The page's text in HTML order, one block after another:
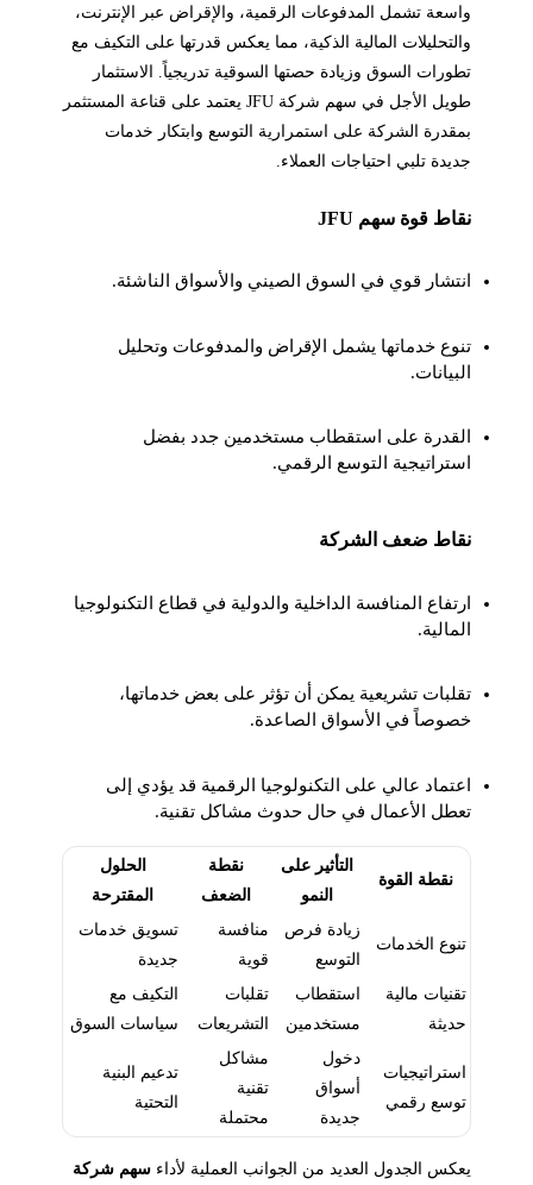
واسعة تشمل المدفوعات الرقمية، والإقراض عبر الإنترنت،
والتحليلات المالية الذكية، مما يعكس قدرتها على التكيف مع
تطورات السوق وزيادة حصتها السوقية تدريجياً. الاستثمار
طويل الأجل في سهم شركة JFU يعتمد على قناعة المستثمر
بمقدرة الشركة على استمرارية التوسع وابتكار خدمات
جديدة تلبي احتياجات العملاء.
نقاط قوة سهم JFU
انتشار قوي في السوق الصيني والأسواق الناشئة.
تنوع خدماتها يشمل الإقراض والمدفوعات وتحليل
البيانات.
القدرة على استقطاب مستخدمين جدد بفضل
استراتيجية التوسع الرقمي.
نقاط ضعف الشركة
ارتفاع المنافسة الداخلية والدولية في قطاع التكنولوجيا
المالية.
تقلبات تشريعية يمكن أن تؤثر على بعض خدماتها،
خصوصاً في الأسواق الصاعدة.
اعتماد عالي على التكنولوجيا الرقمية قد يؤدي إلى
تعطل الأعمال في حال حدوث مشاكل تقنية.
نقطة القوة
التأثير على
النمو
نقطة
الضعف
الحلول
المقترحة
تنوع الخدمات
زيادة فرص
التوسع
منافسة
قوية
تسويق خدمات
جديدة
تقنيات مالية
حديثة
استقطاب
مستخدمين
تقلبات
التشريعات
التكيف مع
سياسات السوق
استراتيجيات
توسع رقمي
دخول
أسواق
جديدة
مشاكل
تقنية
محتملة
تدعيم البنية
التحتية
يعكس الجدول العديد من الجوانب العملية لأداء سهم شركة